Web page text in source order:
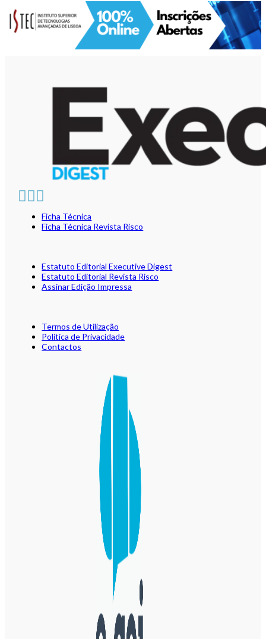
Ficha Técnica
Ficha Técnica Revista Risco
Estatuto Editorial Executive Digest
Estatuto Editorial Revista Risco
Assinar Edição Impressa
Termos de Utilização
Política de Privacidade
Contactos